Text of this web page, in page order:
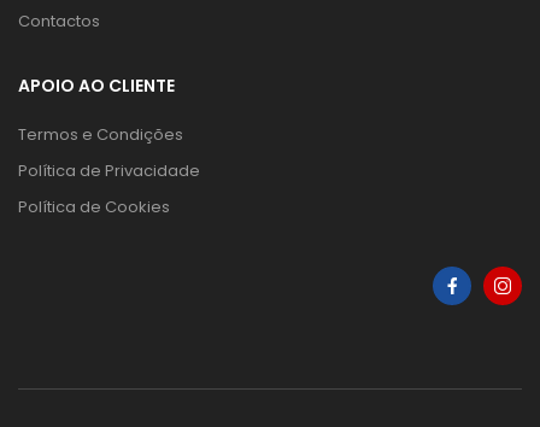
Contactos
APOIO AO CLIENTE
Termos e Condições
Política de Privacidade
Política de Cookies